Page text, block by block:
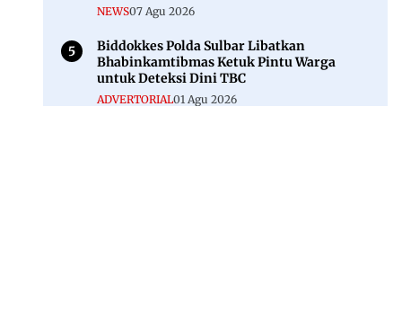
NEWS07 Agu 2026
Biddokkes Polda Sulbar Libatkan
Bhabinkamtibmas Ketuk Pintu Warga
untuk Deteksi Dini TBC
ADVERTORIAL01 Agu 2026